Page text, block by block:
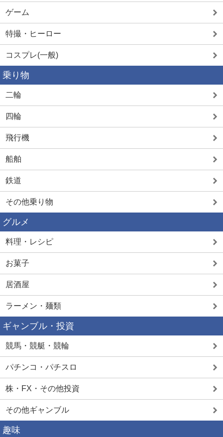
ゲーム
特撮・ヒーロー
コスプレ(一般)
乗り物
二輪
四輪
飛行機
船舶
鉄道
その他乗り物
グルメ
料理・レシピ
お菓子
居酒屋
ラーメン・麺類
ギャンブル・投資
競馬・競艇・競輪
パチンコ・パチスロ
株・FX・その他投資
その他ギャンブル
趣味